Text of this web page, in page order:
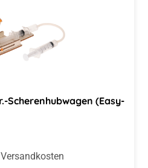
Scherenhubwagen (Easy-